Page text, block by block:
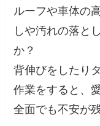
ルーフや車体の
しや汚れの落と
か？
背伸びをしたり
作業をすると、
全面でも不安が